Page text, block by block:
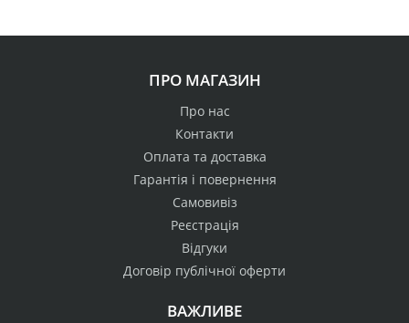
ПРО МАГАЗИН
Про нас
Контакти
Оплата та доставка
Гарантія і повернення
Самовивіз
Реєстрація
Відгуки
Договір публічної оферти
ВАЖЛИВЕ